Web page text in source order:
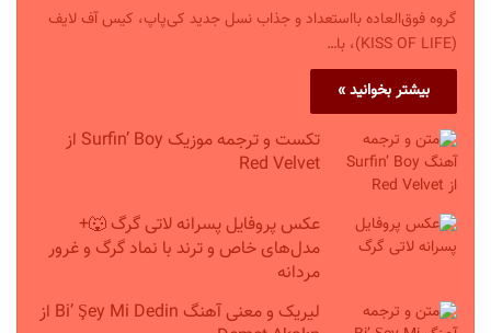
گروه فوق‌العاده بااستعداد و جذاب نسل جدید کی‌پاپ، کیس آف لایف
(KISS OF LIFE)، با…
بیشتر بخوانید »
تکست و ترجمه موزیک Surfin’ Boy از
Red Velvet
عکس پروفایل پسرانه لاتی گرگ 🐺+
مدل‌های خاص و ترند با نماد گرگ و غرور
مردانه
لیریک و معنی آهنگ Bi’ Şey Mi Dedin از